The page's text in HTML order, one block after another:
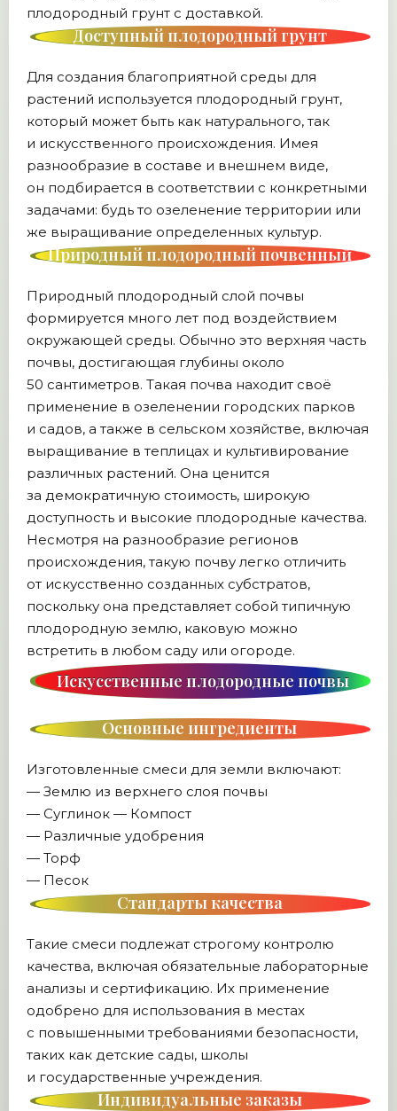
плодородный грунт с доставкой.
Доступный плодородный грунт
Для создания благоприятной среды для
растений используется плодородный грунт,
который может быть как натурального, так
и искусственного происхождения. Имея
разнообразие в составе и внешнем виде,
он подбирается в соответствии с конкретными
задачами: будь то озеленение территории или
же выращивание определенных культур.
Природный плодородный почвенный
слой
Природный плодородный слой почвы
формируется много лет под воздействием
окружающей среды. Обычно это верхняя часть
почвы, достигающая глубины около
50 сантиметров. Такая почва находит своё
применение в озеленении городских парков
и садов, а также в сельском хозяйстве, включая
выращивание в теплицах и культивирование
различных растений. Она ценится
за демократичную стоимость, широкую
доступность и высокие плодородные качества.
Несмотря на разнообразие регионов
происхождения, такую почву легко отличить
от искусственно созданных субстратов,
поскольку она представляет собой типичную
плодородную землю, каковую можно
встретить в любом саду или огороде.
Искусственные плодородные почвы
Основные ингредиенты
Изготовленные смеси для земли включают:
— Землю из верхнего слоя почвы
— Суглинок — Компост
— Различные удобрения
— Торф
— Песок
Стандарты качества
Такие смеси подлежат строгому контролю
качества, включая обязательные лабораторные
анализы и сертификацию. Их применение
одобрено для использования в местах
с повышенными требованиями безопасности,
таких как детские сады, школы
и государственные учреждения.
Индивидуальные заказы